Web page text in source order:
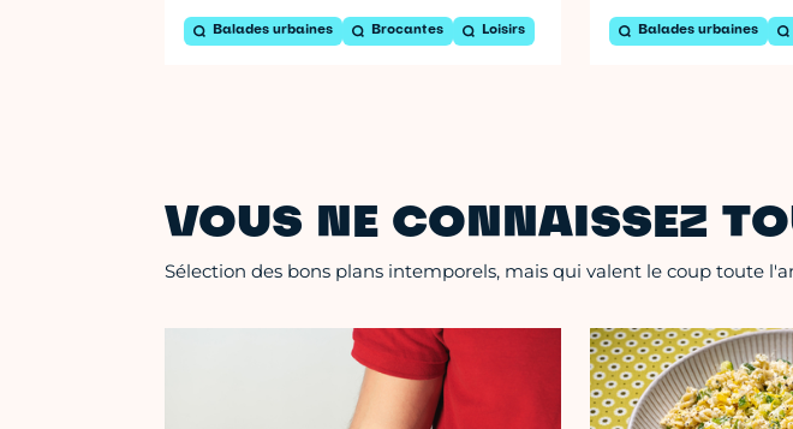
Balades urbaines Brocantes Loisirs Balades urbaines
VOUS NE CONNAISSEZ
Sélection des bons plans intemporels, mais qui valent le coup toute